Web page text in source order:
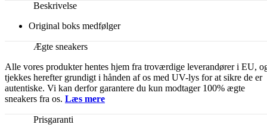
Beskrivelse
Original boks medfølger
Ægte sneakers
Alle vores produkter hentes hjem fra troværdige leverandører i EU,
tjekkes herefter grundigt i hånden af os med UV-lys for at sikre de er
autentiske. Vi kan derfor garantere du kun modtager 100% ægte
sneakers fra os. Læs mere
Prisgaranti